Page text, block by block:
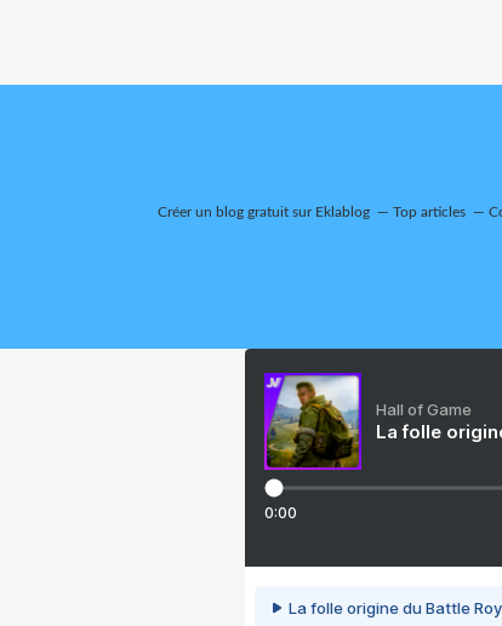
Créer un blog gratuit sur Eklablog Top articles
Hall of Game
La folle
0:00
La folle origine du Battle